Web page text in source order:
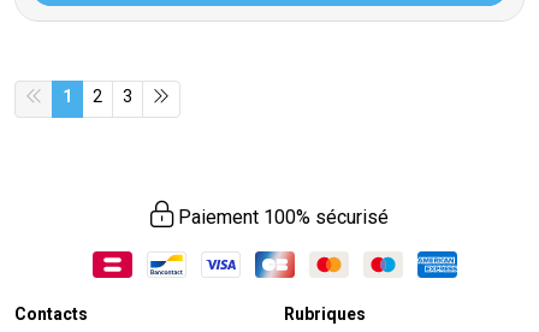
1 2 3
Paiement 100% sécurisé
Contacts Rubriques